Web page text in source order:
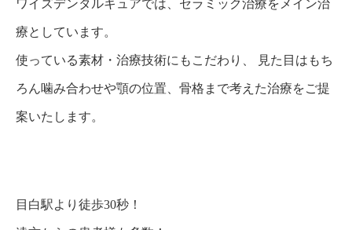
ワイズデンタルキュアでは、セラミック治療をメイン治
療としています。
使っている素材・治療技術にもこだわり、 見た目はもち
ろん噛み合わせや顎の位置、骨格まで考えた治療をご提
案いたします。
目白駅より徒歩30秒！